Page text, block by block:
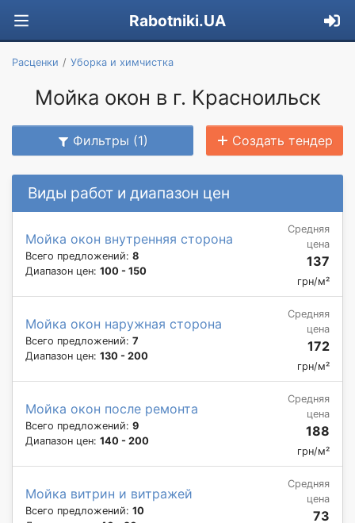
Rabotniki.UA
Расценки Уборка и химчистка
Мойка окон в г. Красноильск
Фильтры (1) Создать тендер
Виды работ и диапазон цен
Мойка окон внутренняя сторона
Всего предложений: 8
Диапазон цен: 100 - 150
Средняя
цена
137
грн/м²
Мойка окон наружная сторона
Всего предложений: 7
Диапазон цен: 130 - 200
Средняя
цена
172
грн/м²
Мойка окон после ремонта
Всего предложений: 9
Диапазон цен: 140 - 200
Средняя
цена
188
грн/м²
Мойка витрин и витражей
Всего предложений: 10
Средняя
цена
73